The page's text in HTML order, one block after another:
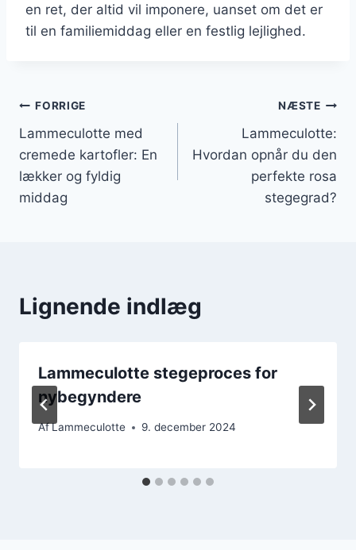
en ret, der altid vil imponere, uanset om det er
til en familiemiddag eller en festlig lejlighed.
Indlægsnavigation
FORRIGE
Lammeculotte med
cremede kartofler: En
lækker og fyldig
middag
NÆSTE
Lammeculotte:
Hvordan opnår du den
perfekte rosa
stegegrad?
Lignende indlæg
Lammeculotte stegeproces for
nybegyndere
AfLammeculotte 9. december 2024